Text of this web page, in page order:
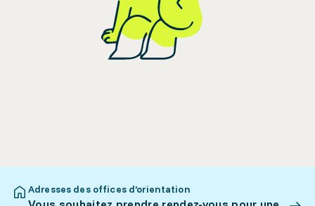
Adresses des offices d’orientation